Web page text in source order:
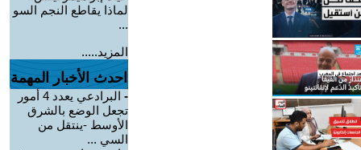
لماذا يقاطع النجم السو
...
المزيد.....
احدث الأخبار المهمة
-
البرادعي يعدد 4 أمور
تجعل الوضع بالشرق
الأوسط -ينتقل من
السي ...